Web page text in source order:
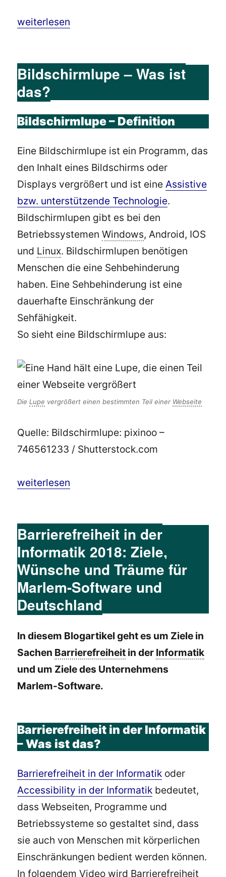
„Barrierefreie Appentwicklung: Warum ist
weiterlesen
Bildschirmlupe – Was ist
das?
Bildschirmlupe – Definition
Eine Bildschirmlupe ist ein Programm, das
den Inhalt eines Bildschirms oder
Displays vergrößert und ist eine Assistive
bzw. unterstützende Technologie.
Bildschirmlupen gibt es bei den
BetriebssystemenWindows, Android, IOS
und Linux. Bildschirmlupen benötigen
Menschen die eine Sehbehinderung
haben. Eine Sehbehinderung ist eine
dauerhafte Einschränkung der
Sehfähigkeit.
So sieht eine Bildschirmlupe aus:
DieLupe vergrößert einen bestimmten Teil einer Webseite
Quelle: Bildschirmlupe: pixinoo –
746561233 / Shutterstock.com
„Bildschirmlupe – Was ist das?“
weiterlesen
Barrierefreiheit in der
Informatik 2018: Ziele,
Wünsche und Träume für
Marlem-Software und
Deutschland
In diesem Blogartikel geht es um Ziele in
Sachen Barrierefreiheit in der Informatik
und um Ziele des Unternehmens
Marlem-Software.
Barrierefreiheit in der Informatik
– Was ist das?
Barrierefreiheit in der Informatik oder
Accessibility in der Informatik bedeutet,
dass Webseiten, Programme und
Betriebssysteme so gestaltet sind, dass
sie auch von Menschen mit körperlichen
Einschränkungen bedient werden können.
In folgendem Video wird Barrierefreiheit